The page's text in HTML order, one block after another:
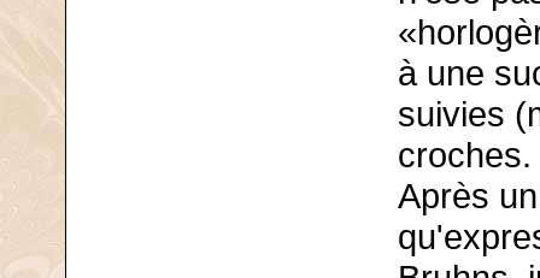
à une
suivies
croches.
Après